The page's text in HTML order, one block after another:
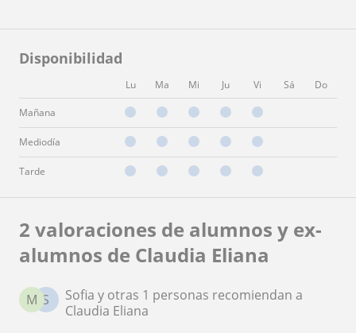
Disponibilidad
Lu Ma Mi Ju Vi Sá Do
Mañana
Mediodía
Tarde
2 valoraciones de alumnos y ex-
alumnos de Claudia Eliana
S
M
Sofia y otras 1 personas recomiendan a
Claudia Eliana